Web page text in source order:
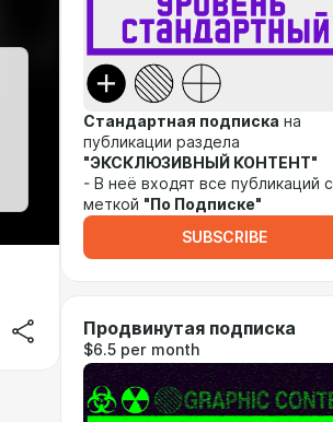
Стандартная подписка на
публикации раздела
"ЭКСКЛЮЗИВНЫЙ КОНТЕНТ"
- В неё входят все публикаций с
меткой "По Подписке"
SUBSCRIBE
Продвинутая подписка
$6.5 per month